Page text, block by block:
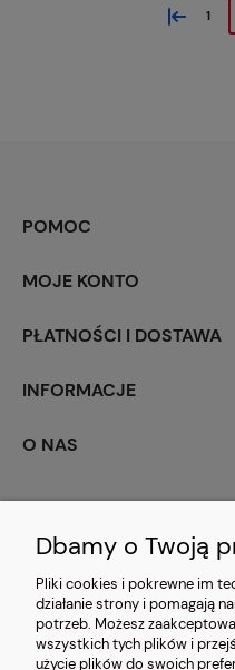
« 1
POMOC
MOJE KONTO
PŁATNOŚCI I DOSTAWA
INFORMACJE
O NAS
CARMANI.PL| 03-203
detal@carmani.pl |
7581226286 |
Dbamy o Twoją
Pliki cookies i pokrewne im
działanie strony i pomagają
potrzeb. Możesz
wszystkich tych plików i
użycie plików do swoich